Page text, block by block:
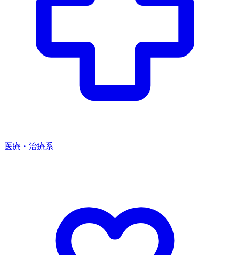
医療・治療系